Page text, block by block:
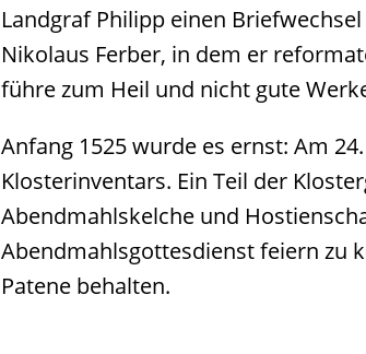
Landgraf Philipp einen
Nikolaus Ferber, in dem er
führe zum Heil und nicht gute
Anfang 1525 wurde es ernst: Am
Klosterinventars. Ein Teil der
Abendmahlskelche und
Abendmahlsgottesdienst feiern zu
Patene behalten.